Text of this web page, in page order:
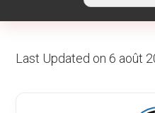
presse
Last Updated on 6 août